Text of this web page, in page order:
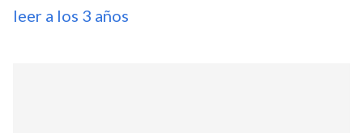
leer a los 3 años